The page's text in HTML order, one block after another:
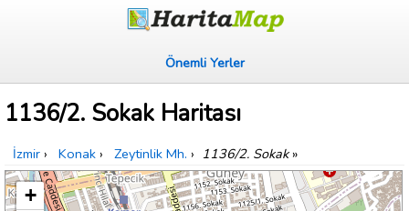
Önemli Yerler
1136/2. Sokak Haritası
İzmir › Konak › Zeytinlik Mh. › 1136/2. Sokak»
+